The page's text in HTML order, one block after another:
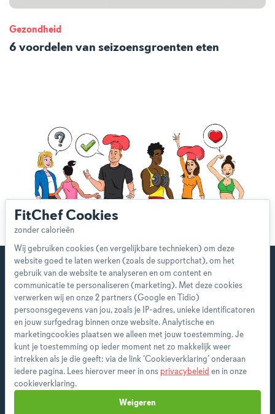
Gezondheid
6 voordelen van seizoensgroenten eten
Start direct met je eerste
persoonlijke weekmenu!
Als premium member heb je toegang tot alle
features en ontvang je wekelijks een nieuw
menu op maat.
FitChef Cookies
Wij gebruiken cookies (en vergelijkbare technieken) om deze
website goed te laten werken (zoals de supportchat), om het
gebruik van de website te analyseren en om content en
communicatie te personaliseren (marketing). Met deze cookies
verwerken wij en onze 2 partners (Google en Tidio)
persoonsgegevens van jou, zoals je IP-adres, unieke identificatoren
en jouw surfgedrag binnen onze website. Analytische en
marketingcookies plaatsen we alleen met jouw toestemming. Je
kunt je toestemming op ieder moment net zo makkelijk weer
intrekken als je die geeft: via de link ‘Cookieverklaring’ onderaan
iedere pagina. Lees hierover meer in ons privacybeleid en in onze
cookieverklaring.
Weigeren